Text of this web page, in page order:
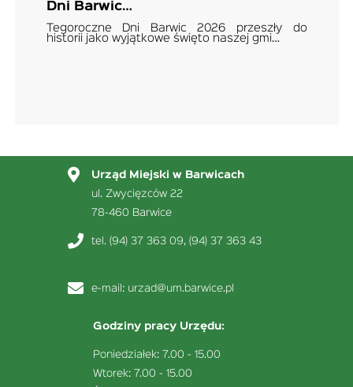
Dni Barwic…
Tegoroczne Dni Barwic 2026 przeszły do
historii jako wyjątkowe święto naszej gmi…
Urząd Miejski w Barwicach
ul. Zwycięzców 22
78-460 Barwice
tel. (94) 37 363 09, (94) 37 363 43
e-mail: urzad@um.barwice.pl
Godziny pracy Urzędu:
Poniedziałek: 7.00 - 15.00
Wtorek: 7.00 - 15.00